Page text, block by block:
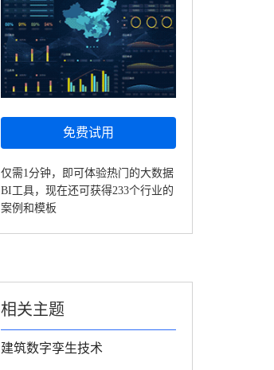
免费试用
仅需1分钟，即可体验热门的大数据
BI工具，现在还可获得233个行业的
案例和模板
相关主题
建筑数字孪生技术